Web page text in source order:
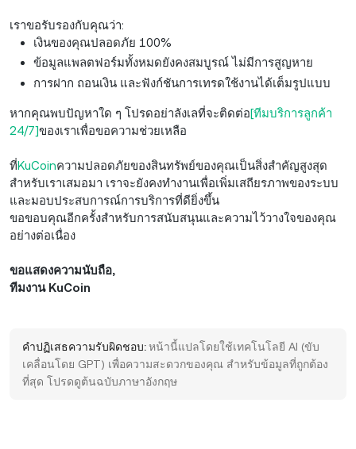
เราขอรับรองกับคุณว่า:
เงินของคุณปลอดภัย 100%
ข้อมูลแพลตฟอร์มทั้งหมดยังคงสมบูรณ์ ไม่มีการสูญหาย
การฝาก ถอนเงิน และฟังก์ชันการเทรดใช้งานได้เต็มรูปแบบ
หากคุณพบปัญหาใด ๆ โปรดอย่าลังเลที่จะติดต่อ[ทีมบริการลูกค้า
24/7]ของเราเพื่อขอความช่วยเหลือ
ที่KuCoinความปลอดภัยของสินทรัพย์ของคุณเป็นสิ่งสำคัญสูงสุด
สำหรับเราเสมอมา เราจะยังคงทำงานเพื่อเพิ่มเสถียรภาพของระบบ
และมอบประสบการณ์การบริการที่ดียิ่งขึ้น
ขอขอบคุณอีกครั้งสำหรับการสนับสนุนและความไว้วางใจของคุณ
อย่างต่อเนื่อง
ขอแสดงความนับถือ,
ทีมงาน KuCoin
คำปฏิเสธความรับผิดชอบ:หน้านี้แปลโดยใช้เทคโนโลยี AI (ขับ
เคลื่อนโดย GPT) เพื่อความสะดวกของคุณ สำหรับข้อมูลที่ถูกต้อง
ที่สุด โปรดดูต้นฉบับภาษาอังกฤษ